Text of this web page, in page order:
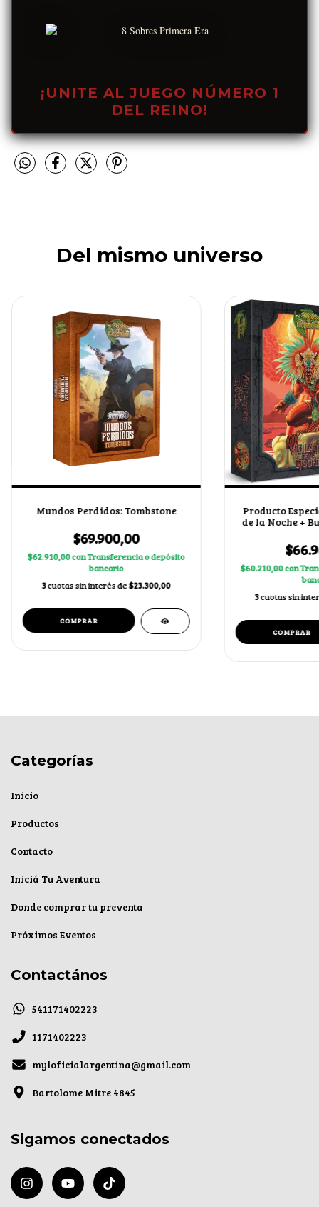
¡UNITE AL JUEGO NÚMERO 1
DEL REINO!
Del mismo universo
Mundos Perdidos: Tombstone
$69.900,00
$62.910,00conTransferencia o depósito
bancario
3cuotas sin interés de$23.300,00
Producto
de la Noche +
$60.210,00con
3cuotas sin
Categorías
Inicio
Productos
Contacto
Iniciá Tu Aventura
Donde comprar tu preventa
Próximos Eventos
Contactános
541171402223
1171402223
myloficialargentina@gmail.com
Bartolome Mitre 4845
Sigamos conectados